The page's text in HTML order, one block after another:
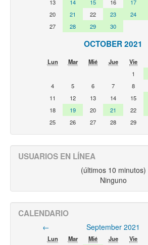
13
14 15 16 17
20
21 22 23 24
27
28 29 30
OCTOBER 2021
Lun Mar Mié Jue Vie
1
4
5 6 7 8
11
12 13 14 15
18
19 20 21 22
25
26 27 28 29
USUARIOS EN LÍNEA
(últimos 10 minutos)
Ninguno
CALENDARIO
← September 2021
Lun Mar Mié Jue Vie